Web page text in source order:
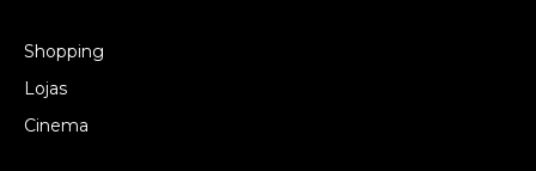
Shopping
Lojas
Cinema